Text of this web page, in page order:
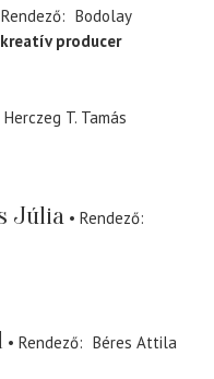
Rendező
Bodolay
kreatív producer
Herczeg T. Tamás
Júlia
Rendező
Rendező
Béres Attila